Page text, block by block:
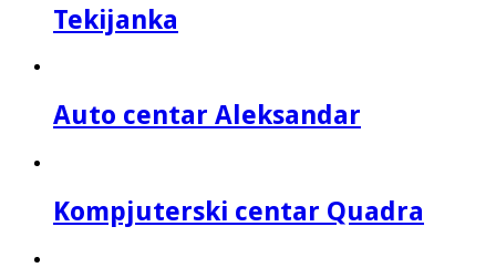
Tekijanka
Auto centar Aleksandar
Kompjuterski centar Quadra